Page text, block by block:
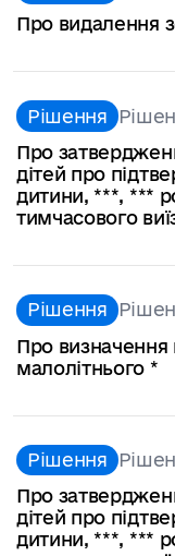
Про видалення
Рішення
Про
дітей про
дитини, ***, ***
тимчасового
Рішення
Про визначення
малолітнього *
Рішення
Про
дітей про
дитини, ***, ***